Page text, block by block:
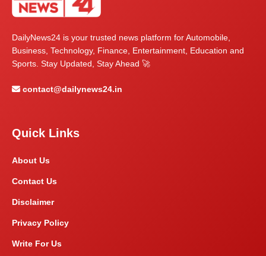
DailyNews24 is your trusted news platform for Automobile,
Business, Technology, Finance, Entertainment, Education and
Sports. Stay Updated, Stay Ahead 🚀
contact@dailynews24.in
Quick Links
About Us
Contact Us
Disclaimer
Privacy Policy
Write For Us